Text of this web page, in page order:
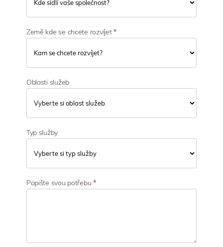
Země kde se chcete rozvíjet*
Oblasti služeb
Typ služby
Popište svou potřebu*